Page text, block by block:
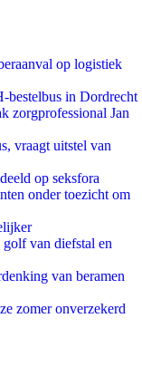
op logistiek
bestelbus in Dordrecht
zorgprofessional Jan
vraagt uitstel van
op seksfora
onder toezicht om
van diefstal en
van beramen
zomer onverzekerd